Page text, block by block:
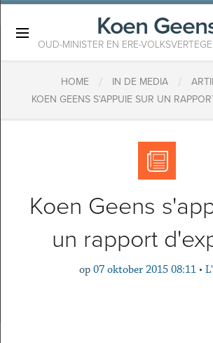
Koen
OUD-MINISTER EN ERE-
HOME / IN DE MEDIA /
KOEN GEENS S'APPUIE SUR UN
Koen Geens
un rapport
op 07 oktober 2015 08:11 •